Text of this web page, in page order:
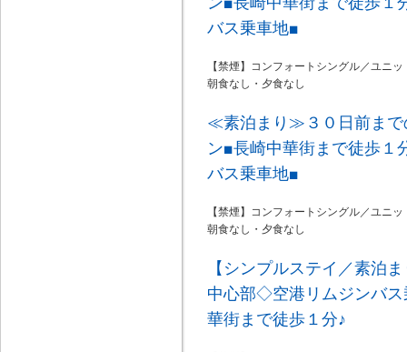
バス乗車地■
【禁煙】コンフォートシングル／ユニ
朝食なし・夕食なし
≪素泊まり≫３０日前まで
ン■長崎中華街まで徒歩１
バス乗車地■
【禁煙】コンフォートシングル／ユニ
朝食なし・夕食なし
【シンプルステイ／素泊
中心部◇空港リムジンバス
華街まで徒歩１分♪